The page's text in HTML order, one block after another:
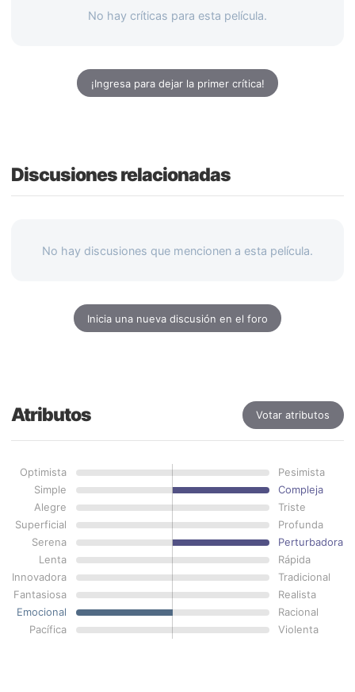
No hay críticas para esta película.
¡Ingresa para dejar la primer crítica!
Discusiones relacionadas
No hay discusiones que mencionen a esta película.
Inicia una nueva discusión en el foro
Atributos Votar atributos
Optimista
Pesimista
Simple
Compleja
Alegre
Triste
Superficial
Profunda
Serena
Perturbadora
Lenta
Rápida
Innovadora
Tradicional
Fantasiosa
Realista
Emocional
Racional
Pacífica
Violenta